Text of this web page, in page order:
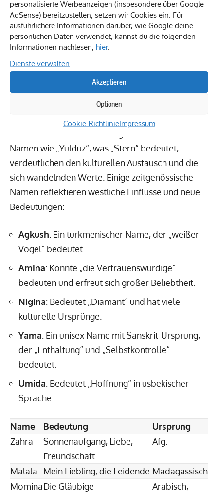
personalisierte Werbeanzeigen (insbesondere über Google
AdSense) bereitzustellen, setzen wir Cookies ein. Für
ausführlichere Informationen darüber, wie Google deine
persönlichen Daten verwendet, kannst du die folgenden
Informationen nachlesen, hier.
Dienste verwalten
Akzeptieren
Optionen
Cookie-RichtlinieImpressum
afghanische und altpersische Wurzeln.
Interessant: Beliebte Japanische
Mädchennamen & Bedeutungen
Moderne Interpretationen und Einflüsse
In den letzten Jahren zeigen sich vielfältige
Namen wie „Yulduz“, was „Stern“ bedeutet,
verdeutlichen den kulturellen Austausch und die
sich wandelnden Werte. Einige zeitgenössische
Namen reflektieren westliche Einflüsse und neue
Bedeutungen:
Agkush: Ein turkmenischer Name, der „weißer
Vogel“ bedeutet.
Amina: Konnte „die Vertrauenswürdige“
bedeuten und erfreut sich großer Beliebtheit.
Nigina: Bedeutet „Diamant“ und hat viele
kulturelle Ursprünge.
Yama: Ein unisex Name mit Sanskrit-Ursprung,
der „Enthaltung“ und „Selbstkontrolle“
bedeutet.
Umida: Bedeutet „Hoffnung“ in usbekischer
Sprache.
Name Bedeutung
Ursprung
Zahra
Sonnenaufgang, Liebe,
Freundschaft
Afg.
Malala Mein Liebling, die Leidende Madagassisch
MominaDie Gläubige
Arabisch,